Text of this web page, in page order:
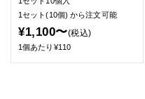
1セット(10個)から注文可能
¥1,100〜(税込)
1個あたり¥110